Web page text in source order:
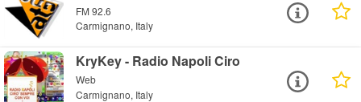
FM 92.6
Carmignano, Italy
KryKey - Radio Napoli Ciro
Web
Carmignano, Italy